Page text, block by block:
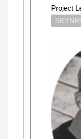
Project